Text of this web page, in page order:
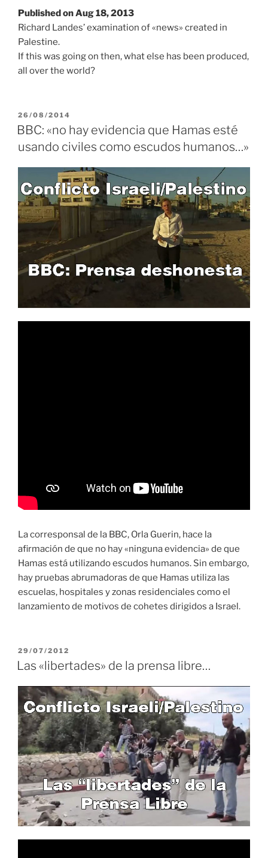
Published on Aug 18, 2013
Richard Landes’ examination of «news» created in
Palestine.
If this was going on then, what else has been produced,
all over the world?
PUBLICADO
EL
26/08/2014
BBC: «no hay evidencia que Hamas esté
usando civiles como escudos humanos…»
La corresponsal de la BBC, Orla Guerin, hace la
afirmación de que no hay «ninguna evidencia» de que
Hamas está utilizando escudos humanos. Sin embargo,
hay pruebas abrumadoras de que Hamas utiliza las
escuelas, hospitales y zonas residenciales como el
lanzamiento de motivos de cohetes dirigidos a Israel.
PUBLICADO
EL
29/07/2012
Las «libertades» de la prensa libre…